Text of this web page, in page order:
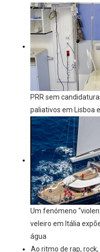
PRR sem
paliativos em Lisboa
Um fenómeno
veleiro em Itália
água
Ao ritmo de rap,